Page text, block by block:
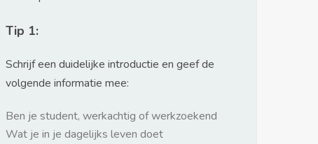
Tip 1:
Schrijf een duidelijke introductie en geef de
volgende informatie mee:
Ben je student, werkachtig of werkzoekend
Wat je in je dagelijks leven doet